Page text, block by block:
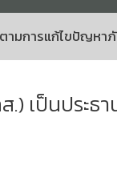
ามการแก้ไขปัญหา
เป็นประธ